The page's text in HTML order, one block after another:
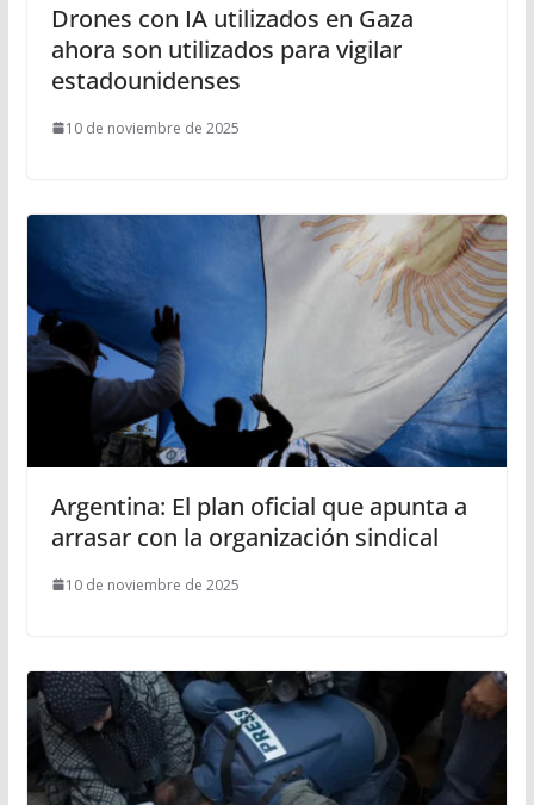
Drones con IA utilizados en Gaza
ahora son utilizados para vigilar
estadounidenses
10 de noviembre de 2025
Argentina: El plan oficial que apunta a
arrasar con la organización sindical
10 de noviembre de 2025